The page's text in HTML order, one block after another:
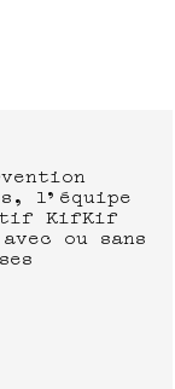
l’équipe
KifKif
ou sans